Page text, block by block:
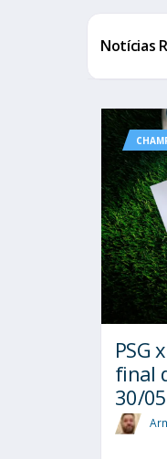
Notícias
PSG
final
30/05